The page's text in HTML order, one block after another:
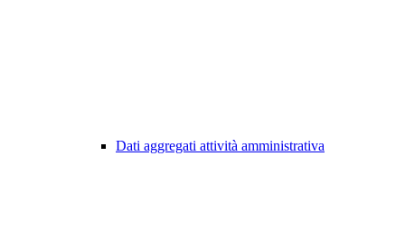
Dati aggregati attività amministrativa